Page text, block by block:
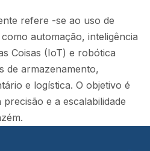
refere -se ao uso de
automação, inteligência
Coisas (IoT) e robótica
de armazenamento,
e logística. O objetivo é
e a escalabilidade